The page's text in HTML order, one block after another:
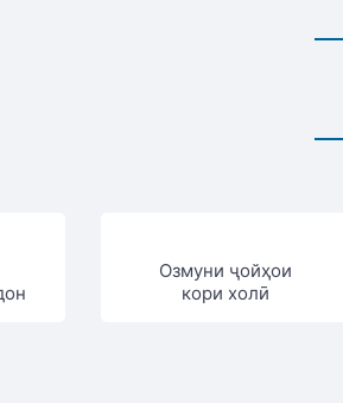
Озмуни ҷойҳои
кори холӣ